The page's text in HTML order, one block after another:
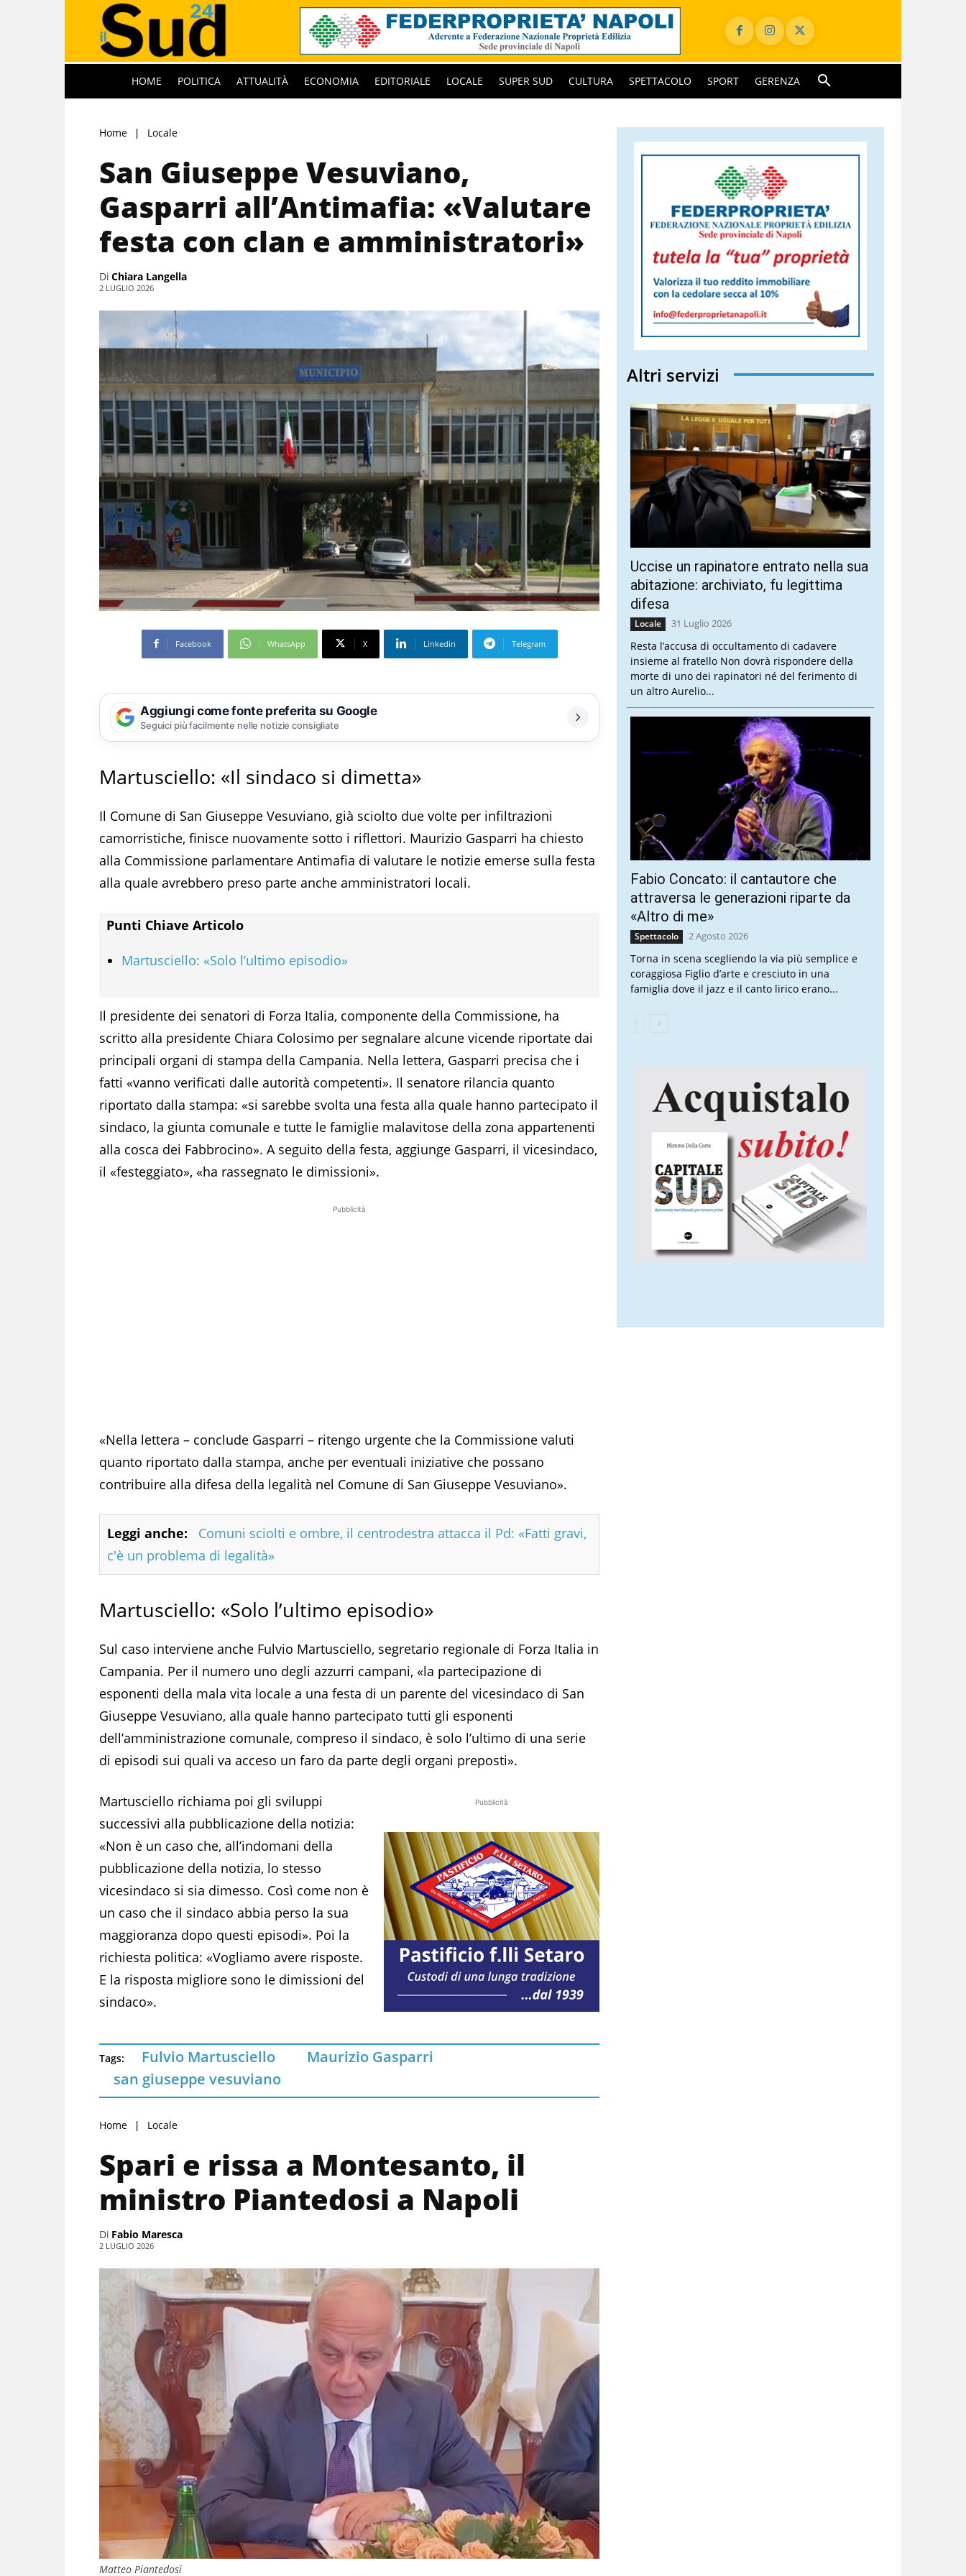
HOME POLITICA ATTUALITÀ ECONOMIA EDITORIALE LOCALE SUPER SUD CULTURA SPETTACOLO SPORT GERENZA
Home Locale
San Giuseppe Vesuviano,
Gasparri all’Antimafia: «Valutare
festa con clan e amministratori»
Di Chiara Langella
2 LUGLIO 2026
Facebook WhatsApp X Linkedin Telegram
Aggiungi come fonte preferita su Google
Seguici più facilmente nelle notizie consigliate
Martusciello: «Il sindaco si dimetta»
Il Comune di San Giuseppe Vesuviano, già sciolto due volte per infiltrazioni
camorristiche, finisce nuovamente sotto i riflettori. Maurizio Gasparri ha chiesto
alla Commissione parlamentare Antimafia di valutare le notizie emerse sulla festa
alla quale avrebbero preso parte anche amministratori locali.
Punti Chiave Articolo
Martusciello: «Solo l’ultimo episodio»
Il presidente dei senatori di Forza Italia, componente della Commissione, ha
scritto alla presidente Chiara Colosimo per segnalare alcune vicende riportate dai
principali organi di stampa della Campania. Nella lettera, Gasparri precisa che i
fatti «vanno verificati dalle autorità competenti». Il senatore rilancia quanto
riportato dalla stampa: «si sarebbe svolta una festa alla quale hanno partecipato il
sindaco, la giunta comunale e tutte le famiglie malavitose della zona appartenenti
alla cosca dei Fabbrocino». A seguito della festa, aggiunge Gasparri, il vicesindaco,
il «festeggiato», «ha rassegnato le dimissioni».
Pubblicità
«Nella lettera – conclude Gasparri – ritengo urgente che la Commissione valuti
quanto riportato dalla stampa, anche per eventuali iniziative che possano
contribuire alla difesa della legalità nel Comune di San Giuseppe Vesuviano».
Leggi anche:
Comuni sciolti e ombre, il centrodestra attacca il Pd: «Fatti gravi,
c'è un problema di legalità»
Martusciello: «Solo l’ultimo episodio»
Sul caso interviene anche Fulvio Martusciello, segretario regionale di Forza Italia in
Campania. Per il numero uno degli azzurri campani, «la partecipazione di
esponenti della mala vita locale a una festa di un parente del vicesindaco di San
Giuseppe Vesuviano, alla quale hanno partecipato tutti gli esponenti
dell’amministrazione comunale, compreso il sindaco, è solo l’ultimo di una serie
di episodi sui quali va acceso un faro da parte degli organi preposti».
Pubblicità
Martusciello richiama poi gli sviluppi
successivi alla pubblicazione della notizia:
«Non è un caso che, all’indomani della
pubblicazione della notizia, lo stesso
vicesindaco si sia dimesso. Così come non è
un caso che il sindaco abbia perso la sua
maggioranza dopo questi episodi». Poi la
richiesta politica: «Vogliamo avere risposte.
E la risposta migliore sono le dimissioni del
sindaco».
Tags: Fulvio Martusciello
Maurizio Gasparri
san giuseppe vesuviano
Home Locale
Spari e rissa a Montesanto, il
ministro Piantedosi a Napoli
Di Fabio Maresca
2 LUGLIO 2026
Matteo Piantedosi
Altri servizi
Uccise un rapinatore entrato nella sua
abitazione: archiviato, fu legittima
difesa
Locale 31 Luglio 2026
Resta l’accusa di occultamento di cadavere
insieme al fratello Non dovrà rispondere della
morte di uno dei rapinatori né del ferimento di
un altro Aurelio...
Fabio Concato: il cantautore che
attraversa le generazioni riparte da
«Altro di me»
Spettacolo 2 Agosto 2026
Torna in scena scegliendo la via più semplice e
coraggiosa Figlio d’arte e cresciuto in una
famiglia dove il jazz e il canto lirico erano...